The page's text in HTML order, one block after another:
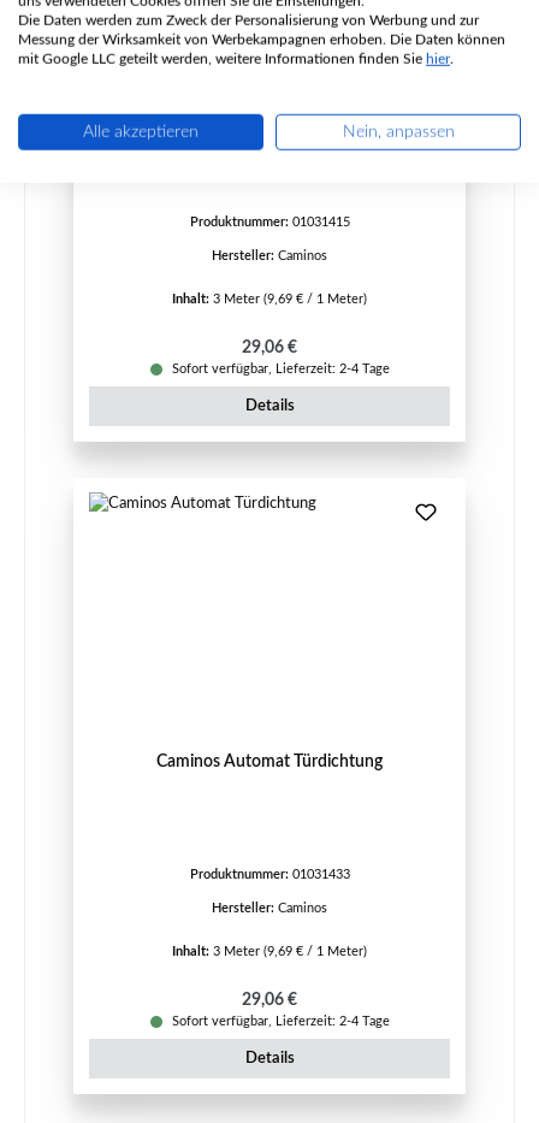
Produktnummer: 01031415
Hersteller: Caminos
Inhalt: 3 Meter (9,69 € / 1 Meter)
Regulärer Preis:
29,06 €
Sofort verfügbar, Lieferzeit: 2-4 Tage
Details
Caminos Automat Türdichtung
Produktnummer: 01031433
Hersteller: Caminos
Inhalt: 3 Meter (9,69 € / 1 Meter)
Regulärer Preis:
29,06 €
Sofort verfügbar, Lieferzeit: 2-4 Tage
Details
Die Daten werden zum Zweck der Personalisierung von Werbung und zur
Messung der Wirksamkeit von Werbekampagnen erhoben. Die Daten können
mit Google LLC geteilt werden, weitere Informationen finden Sie hier.
Alle akzeptieren Nein, anpassen